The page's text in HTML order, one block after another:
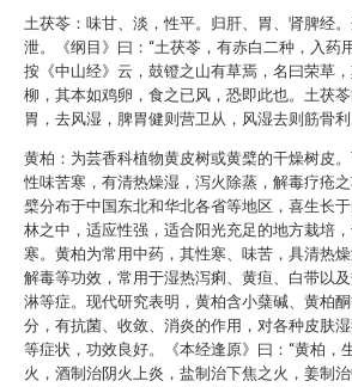
土茯苓：味甘、淡，性平。归肝、胃、肾脾经
泄。《纲目》曰：“土茯苓，有赤白二种，入药
按《中山经》云，鼓镫之山有草焉，名曰荣草
柳，其本如鸡卵，食之已风，恐即此也。土茯
胃，去风湿，脾胃健则营卫从，风湿去则筋骨利
黄柏：为芸香科植物黄皮树或黄檗的干燥树皮。
性味苦寒，有清热燥湿，泻火除蒸，解毒疗疮
檗分布于中国东北和华北各省等地区，喜生长
林之中，适应性强，适合阳光充足的地方栽培
寒。黄柏为常用中药，其性寒、味苦，具清热
解毒等功效，常用于湿热泻痢、黄疸、白带以
淋等症。现代研究表明，黄柏含小蘖碱、黄柏
分，有抗菌、收敛、消炎的作用，对各种皮肤
等症状，功效良好。《本经逢原》曰：“黄柏，
火，酒制治阴火上炎，盐制治下焦之火，姜制